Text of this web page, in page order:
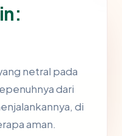
netral pada
dari
di
aman.